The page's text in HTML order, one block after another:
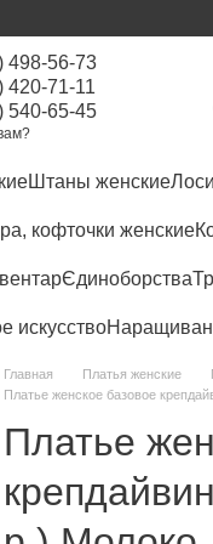
498-56-73
420-71-11
540-65-45
Штаны женские
кофточки женские
Єдиноборства
искусство
Главная Платья женские
Платье женское базовое
Платье